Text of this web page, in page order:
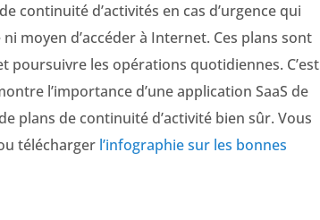
continuité d’activités en cas d’urgence qui
moyen d’accéder à Internet. Ces plans sont
poursuivre les opérations quotidiennes. C’est
l’importance d’une application SaaS de
plans de continuité d’activité bien sûr. Vous
télécharger l’infographie sur les bonnes